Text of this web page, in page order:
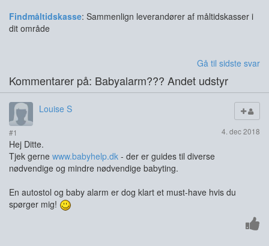
Findmåltidskasse: Sammenlign leverandører af måltidskasser i
dit område
Gå til sidste svar
Kommentarer på: Babyalarm??? Andet udstyr
Louise S
#1 4. dec 2018
Hej Ditte.
Tjek gerne www.babyhelp.dk - der er guides til diverse
nødvendige og mindre nødvendige babyting.
En autostol og baby alarm er dog klart et must-have hvis du
spørger mig!